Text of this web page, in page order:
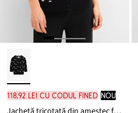
118,92 lei cu codul FINED nou